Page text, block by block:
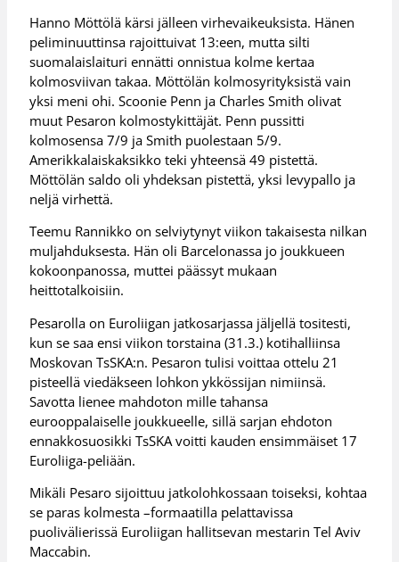
Hanno Möttölä kärsi jälleen virhevaikeuksista. Hänen
peliminuuttinsa rajoittuivat 13:een, mutta silti
suomalaislaituri ennätti onnistua kolme kertaa
kolmosviivan takaa. Möttölän kolmosyrityksistä vain
yksi meni ohi. Scoonie Penn ja Charles Smith olivat
muut Pesaron kolmostykittäjät. Penn pussitti
kolmosensa 7/9 ja Smith puolestaan 5/9.
Amerikkalaiskaksikko teki yhteensä 49 pistettä.
Möttölän saldo oli yhdeksan pistettä, yksi levypallo ja
neljä virhettä.
Teemu Rannikko on selviytynyt viikon takaisesta nilkan
muljahduksesta. Hän oli Barcelonassa jo joukkueen
kokoonpanossa, muttei päässyt mukaan
heittotalkoisiin.
Pesarolla on Euroliigan jatkosarjassa jäljellä tositesti,
kun se saa ensi viikon torstaina (31.3.) kotihalliinsa
Moskovan TsSKA:n. Pesaron tulisi voittaa ottelu 21
pisteellä viedäkseen lohkon ykkössijan nimiinsä.
Savotta lienee mahdoton mille tahansa
eurooppalaiselle joukkueelle, sillä sarjan ehdoton
ennakkosuosikki TsSKA voitti kauden ensimmäiset 17
Euroliiga-peliään.
Mikäli Pesaro sijoittuu jatkolohkossaan toiseksi, kohtaa
se paras kolmesta –formaatilla pelattavissa
puolivälierissä Euroliigan hallitsevan mestarin Tel Aviv
Maccabin.